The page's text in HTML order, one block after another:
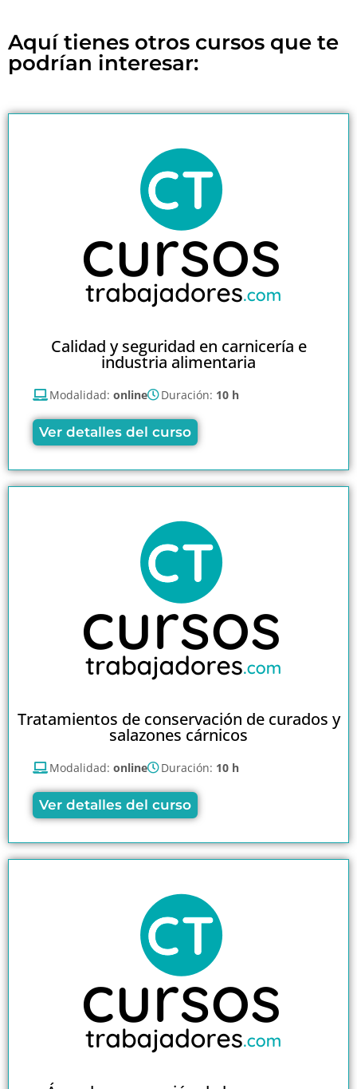
Aquí tienes otros cursos que te
podrían interesar:
Calidad y seguridad en carnicería e
industria alimentaria
Modalidad: online Duración: 10 h
Ver detalles del curso
Tratamientos de conservación de curados y
salazones cárnicos
Modalidad: online Duración: 10 h
Ver detalles del curso